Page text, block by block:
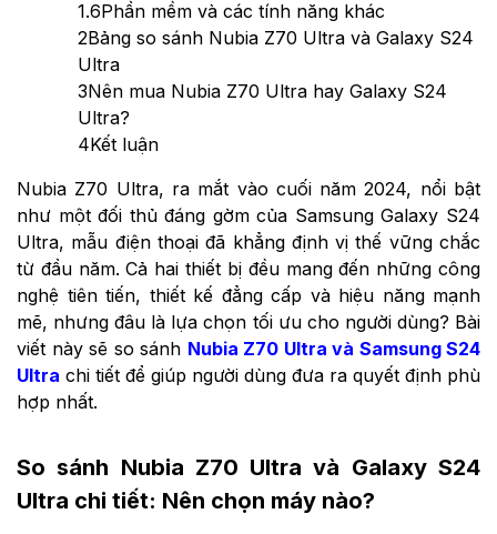
1.6Phần mềm và các tính năng khác
2Bảng so sánh Nubia Z70 Ultra và Galaxy S24
Ultra
3Nên mua Nubia Z70 Ultra hay Galaxy S24
Ultra?
4Kết luận
Nubia Z70 Ultra, ra mắt vào cuối năm 2024, nổi bật
như một đối thủ đáng gờm của Samsung Galaxy S24
Ultra, mẫu điện thoại đã khẳng định vị thế vững chắc
từ đầu năm. Cả hai thiết bị đều mang đến những công
nghệ tiên tiến, thiết kế đẳng cấp và hiệu năng mạnh
mẽ, nhưng đâu là lựa chọn tối ưu cho người dùng? Bài
viết này sẽ so sánh Nubia Z70 Ultra và Samsung S24
Ultra chi tiết để giúp người dùng đưa ra quyết định phù
hợp nhất.
So sánh Nubia Z70 Ultra và Galaxy S24
Ultra chi tiết: Nên chọn máy nào?